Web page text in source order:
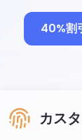
40%割
カス